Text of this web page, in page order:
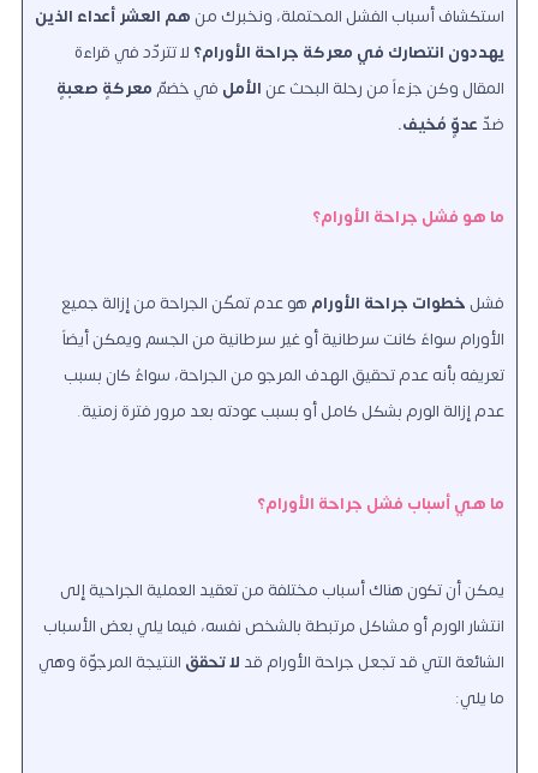
استكشاف أسباب الفشل المحتملة، ونخبرك من هم العشر أعداء الذين
يهددون انتصارك في معركة جراحة الأورام؟ لا تتردّد في قراءة
المقال وكن جزءاً من رحلة البحث عن الأمل في خضمّ معركةٍ صعبةٍ
ضدّ عدوٍّ مُخيف.
ما هو فشل جراحة الأورام؟
فشل خطوات جراحة الأورام هو عدم تمكّن الجراحة من إزالة جميع
الأورام سواءً كانت سرطانية أو غير سرطانية من الجسم ويمكن أيضاً
تعريفه بأنه عدم تحقيق الهدف المرجو من الجراحة، سواءٌ كان بسبب
عدم إزالة الورم بشكل كامل أو بسبب عودته بعد مرور فترة زمنية.
ما هي أسباب فشل جراحة الأورام؟
يمكن أن تكون هناك أسباب مختلفة من تعقيد العملية الجراحية إلى
انتشار الورم أو مشاكل مرتبطة بالشخص نفسه، فيما يلي بعض الأسباب
الشائعة التي قد تجعل جراحة الأورام قد لا تحقق النتيجة المرجوّة وهي
ما يلي: